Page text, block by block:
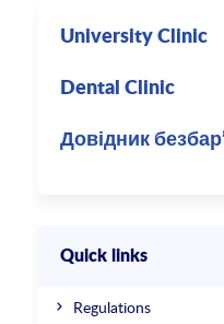
University Clinic
Dental Clinic
Довідник
Quick links
Regulations